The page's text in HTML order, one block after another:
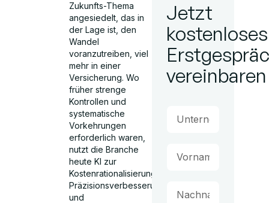
Zukunfts-Thema
angesiedelt, das in
der Lage ist, den
Wandel
voranzutreiben, viel
mehr in einer
Versicherung. Wo
früher strenge
Kontrollen und
systematische
Vorkehrungen
erforderlich waren,
nutzt die Branche
heute KI zur
Kostenrationalisierung,
Präzisionsverbesserung
und
Jetzt
kostenloses
vereinbaren